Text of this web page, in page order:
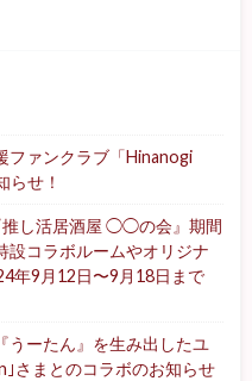
ファンクラブ「Hinanogi
らせ！
推し活居酒屋 ◯◯の会』期間
設コラボルームやオリジナ
年9月12日〜9月18日まで
うーたん』を生み出したユ
さまとのコラボのお知らせ